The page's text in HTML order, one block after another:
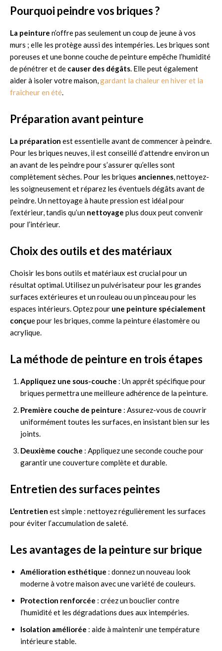
Pourquoi peindre vos briques ?
La peinture n’offre pas seulement un coup de jeune à vos
murs ; elle les protège aussi des intempéries. Les briques sont
poreuses et une bonne couche de peinture empêche l’humidité
de pénétrer et de causer des dégâts. Elle peut également
aider à isoler votre maison,gardant la chaleur en hiver et la
fraîcheur en été.
Préparation avant peinture
La préparation est essentielle avant de commencer à peindre.
Pour les briques neuves, il est conseillé d’attendre environ un
an avant de les peindre pour s’assurer qu’elles sont
complètement sèches. Pour les briques anciennes, nettoyez-
les soigneusement et réparez les éventuels dégâts avant de
peindre. Un nettoyage à haute pression est idéal pour
l’extérieur, tandis qu’un nettoyage plus doux peut convenir
pour l’intérieur.
Choix des outils et des matériaux
Choisir les bons outils et matériaux est crucial pour un
résultat optimal. Utilisez un pulvérisateur pour les grandes
surfaces extérieures et un rouleau ou un pinceau pour les
espaces intérieurs. Optez pour une peinture spécialement
conçue pour les briques, comme la peinture élastomère ou
acrylique.
La méthode de peinture en trois étapes
Appliquez une sous-couche : Un apprêt spécifique pour
briques permettra une meilleure adhérence de la peinture.
Première couche de peinture : Assurez-vous de couvrir
uniformément toutes les surfaces, en insistant bien sur les
joints.
Deuxième couche : Appliquez une seconde couche pour
garantir une couverture complète et durable.
Entretien des surfaces peintes
L’entretien est simple : nettoyez régulièrement les surfaces
pour éviter l’accumulation de saleté.
Les avantages de la peinture sur brique
Amélioration esthétique : donnez un nouveau look
moderne à votre maison avec une variété de couleurs.
Protection renforcée : créez un bouclier contre
l’humidité et les dégradations dues aux intempéries.
Isolation améliorée : aide à maintenir une température
intérieure stable.